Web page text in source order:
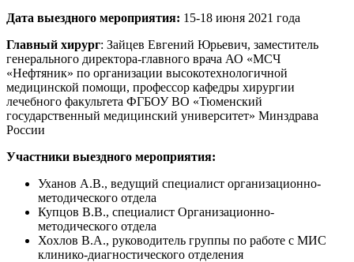
Дата выездного мероприятия: 15-18 июня 2021 года
Главный хирург: Зайцев Евгений Юрьевич, заместитель
генерального директора-главного врача АО «МСЧ
«Нефтяник» по организации высокотехнологичной
медицинской помощи, профессор кафедры хирургии
лечебного факультета ФГБОУ ВО «Тюменский
государственный медицинский университет» Минздрава
России
Участники выездного мероприятия:
Уханов А.В., ведущий специалист организационно-
методического отдела
Купцов В.В., специалист Организационно-
методического отдела
Хохлов В.А., руководитель группы по работе с МИС
клинико-диагностического отделения